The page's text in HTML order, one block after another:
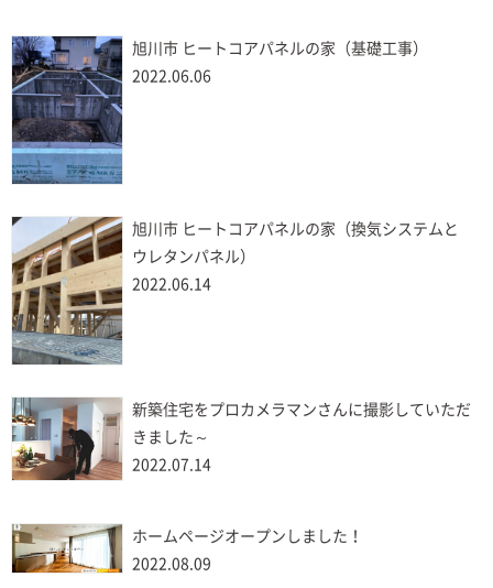
旭川市 ヒートコアパネルの家（基礎工事）
2022.06.06
旭川市 ヒートコアパネルの家（換気システムと
ウレタンパネル）
2022.06.14
新築住宅をプロカメラマンさんに撮影していただ
きました～
2022.07.14
ホームページオープンしました！
2022.08.09